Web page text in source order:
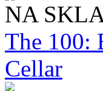
NA
The 100:
Cellar